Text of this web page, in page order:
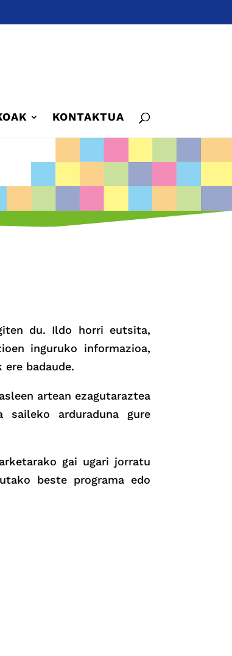
KONTAKTUA
du. Ildo horri eutsita,
inguruko informazioa,
badaude.
artean ezagutaraztea
saileko arduraduna gure
gai ugari jorratu
beste programa edo